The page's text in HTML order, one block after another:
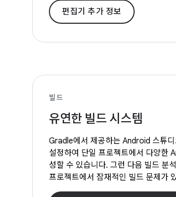
편집기 추가 정보
빌드
유연한 빌드 시스템
Gradle에서 제공하는 Android 스튜
설정하여 단일 프로젝트에서 다양한
성할 수 있습니다. 그런 다음 빌드 분
프로젝트에서 잠재적인 빌드 문제가